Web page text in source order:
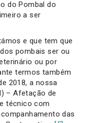
do Pombal do
a ser
e que tem que
pombais ser ou
ou por
termos também
2018, a nossa
– Afetação de
técnico com
das